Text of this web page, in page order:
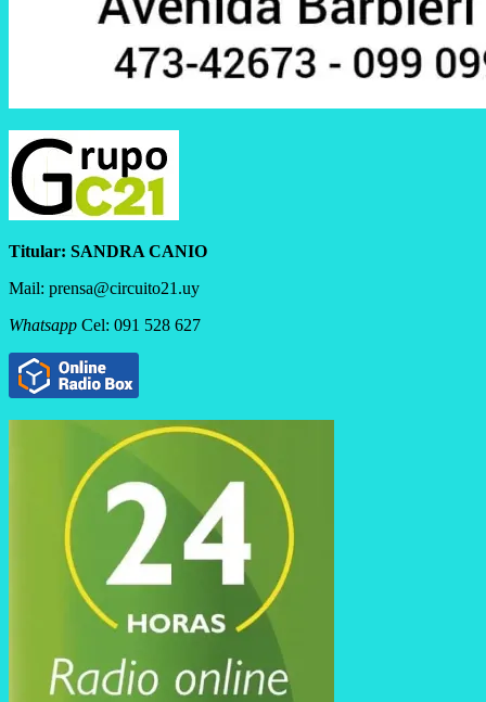
Titular: SANDRA CANIO
Mail: prensa@circuito21.uy
Whatsapp Cel: 091 528 627